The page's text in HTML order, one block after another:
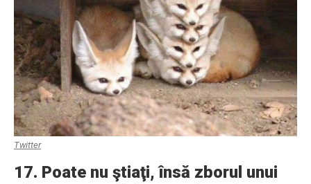
Twitter
17. Poate nu ştiaţi, însă zborul unui